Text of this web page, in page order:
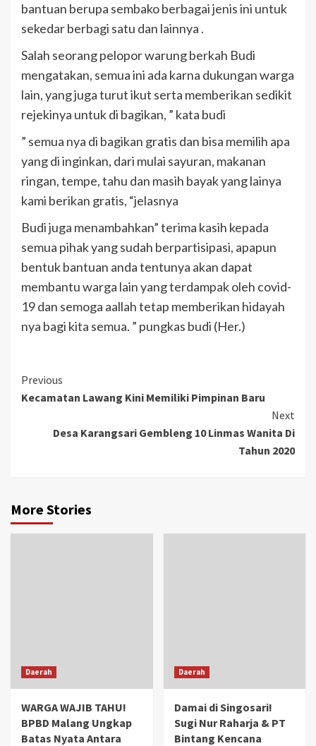
bantuan berupa sembako berbagai jenis ini untuk
sekedar berbagi satu dan lainnya .
Salah seorang pelopor warung berkah Budi
mengatakan, semua ini ada karna dukungan warga
lain, yang juga turut ikut serta memberikan sedikit
rejekinya untuk di bagikan, ” kata budi
” semua nya di bagikan gratis dan bisa memilih apa
yang di inginkan, dari mulai sayuran, makanan
ringan, tempe, tahu dan masih bayak yang lainya
kami berikan gratis, “jelasnya
Budi juga menambahkan” terima kasih kepada
semua pihak yang sudah berpartisipasi, apapun
bentuk bantuan anda tentunya akan dapat
membantu warga lain yang terdampak oleh covid-
19 dan semoga aallah tetap memberikan hidayah
nya bagi kita semua. ” pungkas budi (Her.)
Previous
Kecamatan Lawang Kini Memiliki Pimpinan Baru
Next
Desa Karangsari Gembleng 10 Linmas Wanita Di
Tahun 2020
More Stories
Daerah
WARGA WAJIB TAHU!
BPBD Malang Ungkap
Batas Nyata Antara
Daerah
Damai di Singosari!
Sugi Nur Raharja & PT
Bintang Kencana